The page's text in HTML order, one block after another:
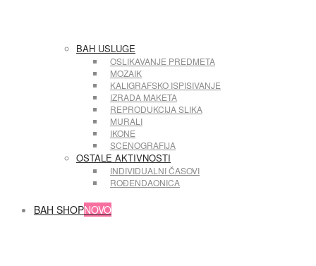
BAH USLUGE
OSLIKAVANJE PREDMETA
MOZAIK
KALIGRAFSKO ISPISIVANJE
IZRADA MAKETA
REPRODUKCIJA SLIKA
MURALI
IKONE
SCENOGRAFIJA
OSTALE AKTIVNOSTI
INDIVIDUALNI ČASOVI
ROĐENDAONICA
BAH SHOPNOVO